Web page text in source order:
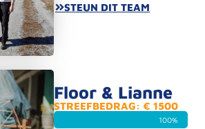
STEUN DIT TEAM
Floor & Lianne
STREEFBEDRAG: € 1500
100%